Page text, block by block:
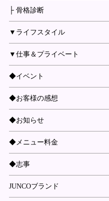
├ 骨格診断
▼ライフスタイル
▼仕事＆プライベート
◆イベント
◆お客様の感想
◆お知らせ
◆メニュー料金
◆志事
JUNCOブランド